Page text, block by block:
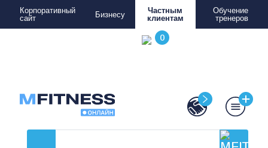
Корпоративный
сайт
Бизнесу
Частным
клиентам
Обучение
тренеров